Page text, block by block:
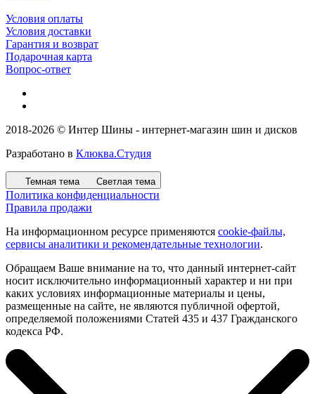
Условия оплаты
Условия доставки
Гарантия и возврат
Подарочная карта
Вопрос-ответ
2018-2026 © Интер Шины - интернет-магазин шин и дисков
Разработано в Клюква.Студия
Темная тема Светлая тема
Политика конфиденциальности
Правила продажи
На информационном ресурсе применяются cookie-файлы,
сервисы аналитики и рекомендательные технологии.
Обращаем Ваше внимание на то, что данный интернет-сайт
носит исключительно информационный характер и ни при
каких условиях информационные материалы и цены,
размещенные на сайте, не являются публичной офертой,
определяемой положениями Статей 435 и 437 Гражданского
кодекса РФ.